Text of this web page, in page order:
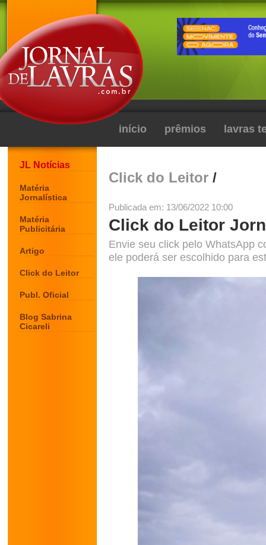
início prêmios lavras
JL Notícias
Matéria
Jornalística
Matéria
Publicitária
Artigo
Click do Leitor
Publ. Oficial
Blog Sabrina
Cicareli
Click do Leitor /
Publicada em: 13/06/2022 10:00
Click do Leitor
Envie seu click pelo WhatsApp
ele poderá ser escolhido para